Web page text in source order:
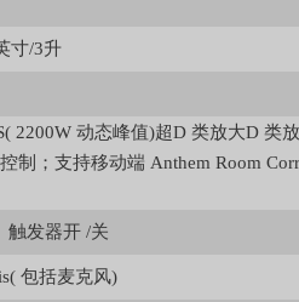
寸/3升
2200W 动态峰值)超D 类放大D 类
制；支持移动端 Anthem Room
触发器开 /关
包括麦克风)